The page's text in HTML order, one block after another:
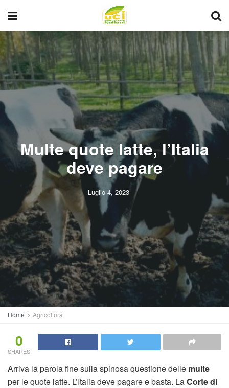
Multe quote latte, l’Italia
deve pagare
Luglio 4, 2023
Home Agricoltura
0
SHARES
Arriva la parola fine sulla spinosa questione delle multe
per le quote latte. L’Italia deve pagare e basta. LaCorte di